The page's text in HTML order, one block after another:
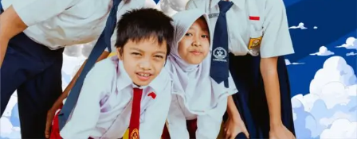
OUR PROGRAM
REGISTRATION